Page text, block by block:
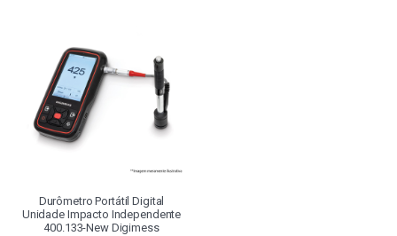
Durômetro Portátil Digital
Unidade Impacto Independente
400.133-New Digimess